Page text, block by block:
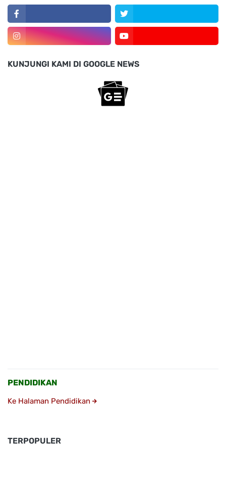
KUNJUNGI KAMI DI GOOGLE NEWS
PENDIDIKAN
Ke Halaman Pendidikan
TERPOPULER